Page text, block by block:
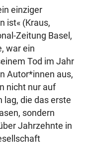
einziger
ist« (Kraus,
Zeitung Basel,
war ein
Tod im Jahr
Autor*innen aus,
nicht nur auf
die das erste
sondern
Jahrzehnte in